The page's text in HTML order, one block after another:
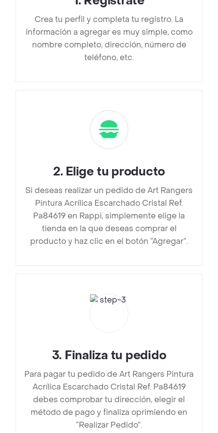
Crea tu perfil y completa tu registro. La
información a agregar es muy simple, como
nombre completo, dirección, número de
teléfono, etc.
2. Elige tu producto
Si deseas realizar un pedido de Art Rangers
Pintura Acrílica Escarchado Cristal Ref.
Pa84619 en Rappi, simplemente elige la
tienda en la que deseas comprar el
producto y haz clic en el botón “Agregar”.
3. Finaliza tu pedido
Para pagar tu pedido de Art Rangers Pintura
Acrílica Escarchado Cristal Ref. Pa84619
debes comprobar tu dirección, elegir el
método de pago y finaliza oprimiendo en
“Realizar Pedido”.